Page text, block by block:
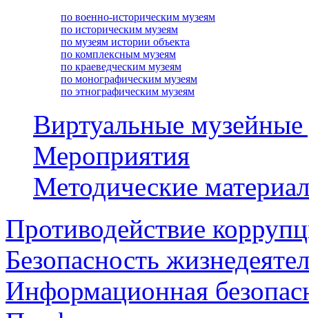
по военно-историческим музеям
по историческим музеям
по музеям истории объекта
по комплексным музеям
по краеведческим музеям
по монографическим музеям
по этнографическим музеям
Виртуальные
Мероприятия
Методические
Противодействие
Безопасность
Информационная